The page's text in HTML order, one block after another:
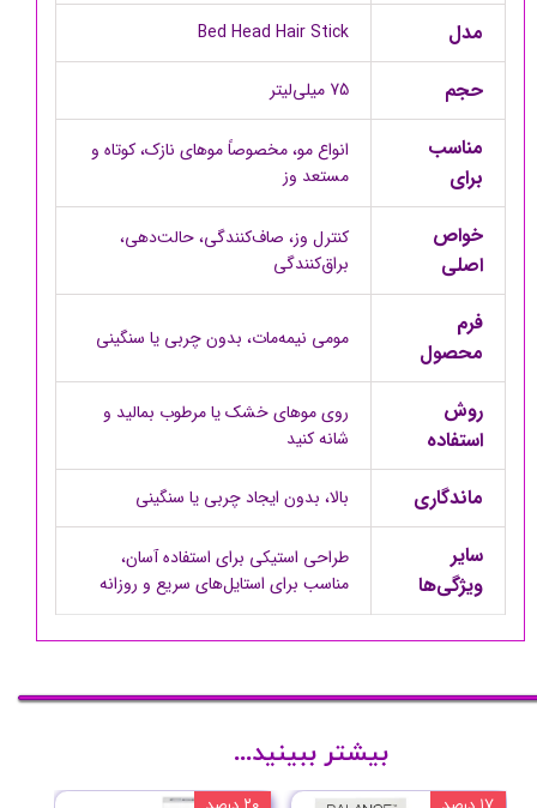
مدل Bed Head Hair Stick
حجم 75 میلی‌لیتر
مناسب
برای
انواع مو، مخصوصاً موهای نازک، کوتاه و
مستعد وز
خواص
اصلی
کنترل وز، صاف‌کنندگی، حالت‌دهی،
براق‌کنندگی
فرم
محصول
مومی نیمه‌مات، بدون چربی یا سنگینی
روش
استفاده
روی موهای خشک یا مرطوب بمالید و
شانه کنید
ماندگاری بالا، بدون ایجاد چربی یا سنگینی
سایر
ویژگی‌ها
طراحی استیکی برای استفاده آسان،
مناسب برای استایل‌های سریع و روزانه
بیشتر ببینید...